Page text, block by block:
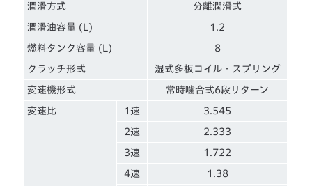
潤滑方式 分離潤滑式
潤滑油容量 (L) 1.2
燃料タンク容量 (L) 8
クラッチ形式 湿式多板コイル・スプリング
変速機形式 常時噛合式6段リターン
変速比 1速 3.545
2速 2.333
3速 1.722
4速 1.38